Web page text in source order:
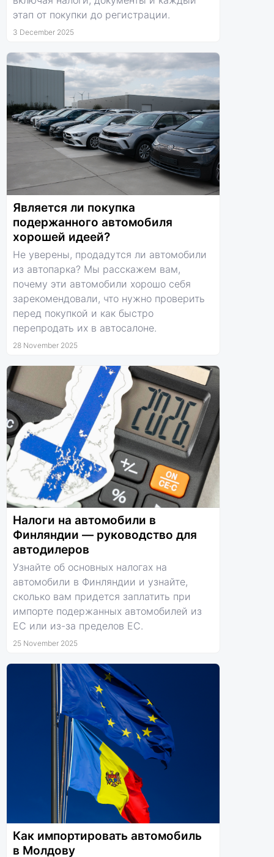
этап от покупки до регистрации.
3 December 2025
Является ли покупка
подержанного автомобиля
хорошей идеей?
Не уверены, продадутся ли автомобили
из автопарка? Мы расскажем вам,
почему эти автомобили хорошо себя
зарекомендовали, что нужно проверить
перед покупкой и как быстро
перепродать их в автосалоне.
28 November 2025
Налоги на автомобили в
Финляндии — руководство для
автодилеров
Узнайте об основных налогах на
автомобили в Финляндии и узнайте,
сколько вам придется заплатить при
импорте подержанных автомобилей из
ЕС или из-за пределов ЕС.
25 November 2025
Как импортировать автомобиль
в Молдову